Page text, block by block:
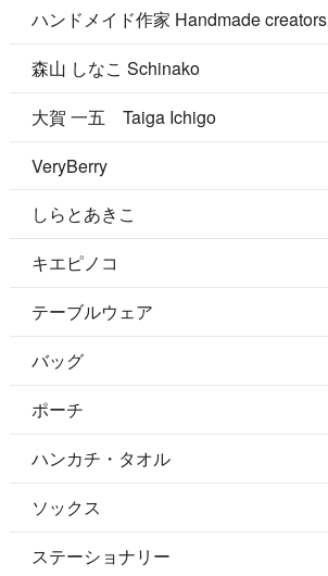
ハンドメイド作家 Handmade creators
森山 しなこ Schinako
大賀 一五 Taiga Ichigo
VeryBerry
しらとあきこ
キエピノコ
テーブルウェア
バッグ
ポーチ
ハンカチ・タオル
ソックス
ステーショナリー